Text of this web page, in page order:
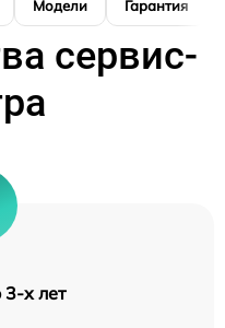
Модели Гарантия
сервис-
3-х лет